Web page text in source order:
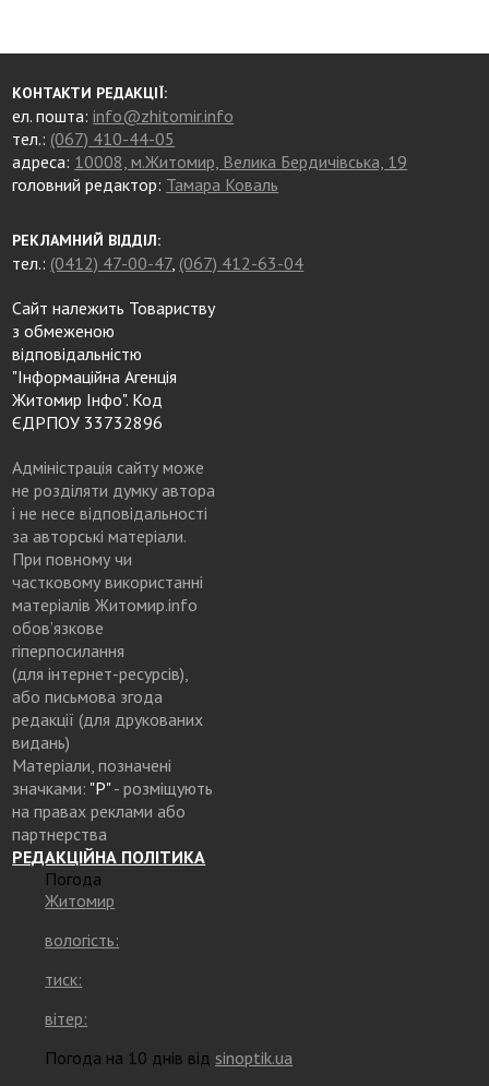
КОНТАКТИ РЕДАКЦІЇ:
ел. пошта:info@zhitomir.info
тел.: (067) 410-44-05
адреса: 10008, м.Житомир, Велика Бердичівська, 19
головний редактор: Тамара Коваль
РЕКЛАМНИЙ ВІДДІЛ:
тел.: (0412) 47-00-47, (067) 412-63-04
Сайт належить Товариству
з обмеженою
відповідальністю
"Інформаційна Агенція
Житомир Інфо". Код
ЄДРПОУ 33732896
Адміністрація сайту може
не розділяти думку автора
і не несе відповідальності
за авторські матеріали.
При повному чи
частковому використанні
матеріалів Житомир.info
обов’язкове
гіперпосилання
(для інтернет-ресурсів),
або письмова згода
редакції (для друкованих
видань)
Матеріали, позначені
значками: "Р"- розміщують
на правах реклами або
партнерства
РЕДАКЦІЙНА ПОЛІТИКА
Погода
Житомир
вологість:
тиск:
вітер:
Погода на 10 днів від sinoptik.ua